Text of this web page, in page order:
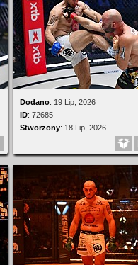
Dodano: 19 Lip, 2026
ID: 72685
Stworzony: 18 Lip, 2026